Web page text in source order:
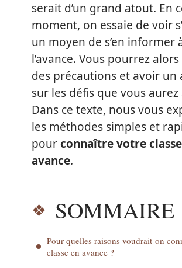
serait d’un grand atout. En
moment, on essaie de voir
un moyen de s’en informer
l’avance. Vous pourrez
des précautions et avoir un
sur les défis que vous aurez
Dans ce texte, nous vous
les méthodes simples et
pourconnaître votre
avance.
SOMMAIRE
Pour quelles raisons voudrait-on
classe en avance ?